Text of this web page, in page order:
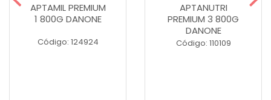
APTAMIL PREMIUM
1 800G DANONE
Código: 124924
APTANUTRI
PREMIUM 3 800G
DANONE
Código: 110109